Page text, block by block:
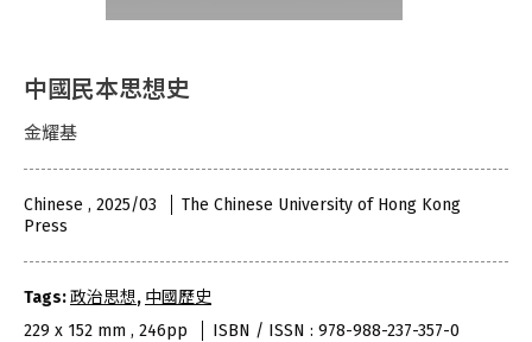
中國民本思想史
金耀基
Chinese , 2025/03
The Chinese University of Hong Kong
Press
Tags:政治思想, 中國歷史
229 x 152 mm , 246pp
ISBN / ISSN : 978-988-237-357-0